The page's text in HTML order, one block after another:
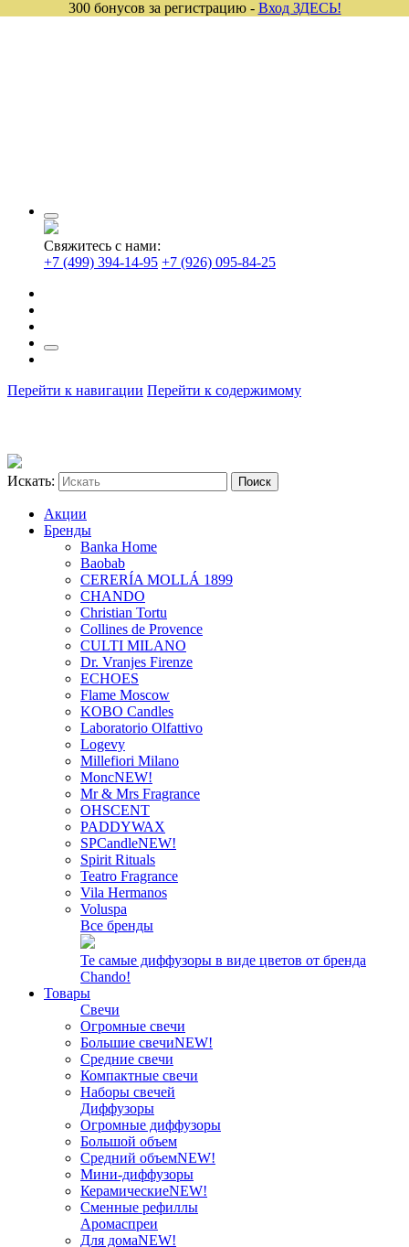
Свяжитесь с нами:
+7 (499) 394-14-95 +7 (926) 095-84-25
Перейти к навигации Перейти к содержимому
Искать:
Акции
Бренды
Banka Home
Baobab
CERERÍA MOLLÁ 1899
CHANDO
Christian Tortu
Collines de Provence
CULTI MILANO
Dr. Vranjes Firenze
ECHOES
Flame Moscow
KOBO Candles
Laboratorio Olfattivo
Logevy
Millefiori Milano
MoncNEW!
Mr & Mrs Fragrance
OHSCENT
PADDYWAX
SPCandleNEW!
Spirit Rituals
Teatro Fragrance
Vila Hermanos
Voluspa
Все бренды
Те самые диффузоры в виде цветов от бренда
Chando!
Товары
Свечи
Огромные свечи
Большие свечиNEW!
Средние свечи
Компактные свечи
Наборы свечей
Диффузоры
Огромные диффузоры
Большой объем
Средний объемNEW!
Мини-диффузоры
КерамическиеNEW!
Сменные рефиллы
Аромаспреи
Для домаNEW!
300 бонусов за регистрацию - Вход ЗДЕСЬ!